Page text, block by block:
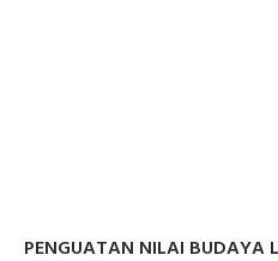
PENGUATAN NILAI BUDAYA